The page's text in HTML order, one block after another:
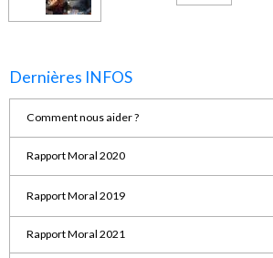
Dernières INFOS
Comment nous aider ?
Rapport Moral 2020
Rapport Moral 2019
Rapport Moral 2021